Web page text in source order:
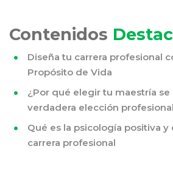
Contenidos
Diseña tu carrera profesional
Propósito de Vida
¿Por qué elegir tu maestría
verdadera elección
Qué es la psicología positiva
carrera profesional